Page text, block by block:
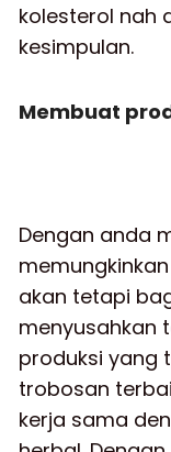
kolesterol nah
kesimpulan.
Membuat
Dengan anda
akan tetapi
menyusahkan
produksi yang
trobosan
kerja sama